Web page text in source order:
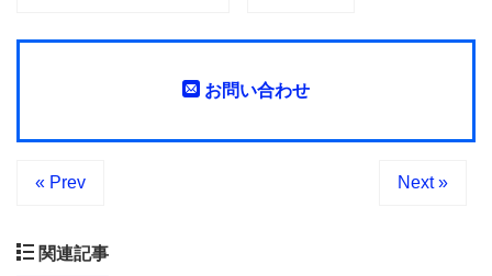
お問い合わせ
« Prev Next »
関連記事